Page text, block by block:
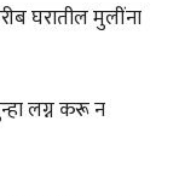
घरातील मुलींना
लग्न करू न